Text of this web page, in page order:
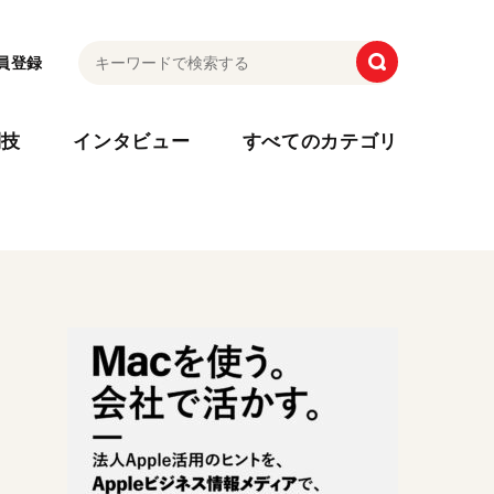
登録
インタビュー すべてのカテゴリ